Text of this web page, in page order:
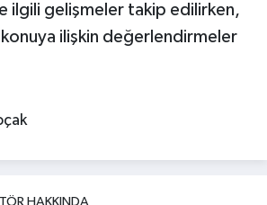
ilgili gelişmeler takip edilirken,
ilişkin değerlendirmeler
HAKKINDA